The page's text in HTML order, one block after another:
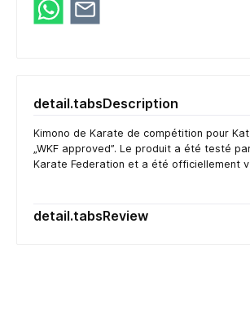
detail.tabsDescription
Kimono de Karate de compétition pour
„WKF approved”. Le produit a été testé
Karate Federation et a été officiellement
detail.tabsReview